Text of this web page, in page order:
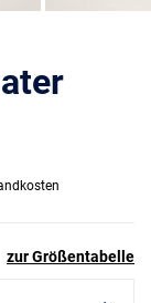
zur Größentabelle